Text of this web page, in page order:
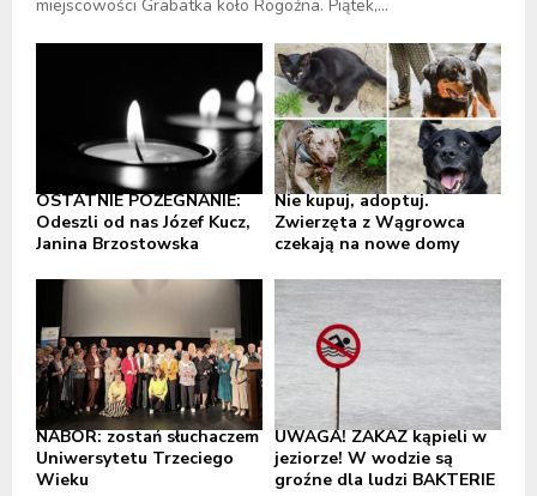
miejscowości Grabatka koło Rogoźna. Piątek,...
OSTATNIE POŻEGNANIE:
Odeszli od nas Józef Kucz,
Janina Brzostowska
Nie kupuj, adoptuj.
Zwierzęta z Wągrowca
czekają na nowe domy
NABÓR: zostań słuchaczem
Uniwersytetu Trzeciego
Wieku
UWAGA! ZAKAZ kąpieli w
jeziorze! W wodzie są
groźne dla ludzi BAKTERIE